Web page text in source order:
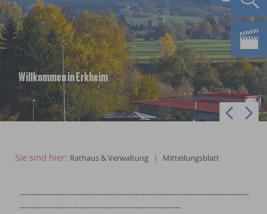
Willkommen in Erkheim
Sie sind hier: Rathaus & Verwaltung | Mitteilungsblatt
-----------------------------------------------------------------------------
------------------------------------------------------